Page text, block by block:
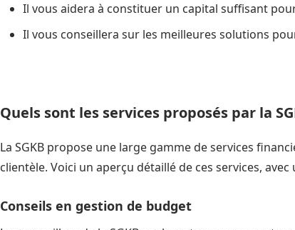
Il vous aidera à constituer un capital suffisant
Il vous conseillera sur les meilleures solutions
Quels sont les services proposés par la
La SGKB propose une large gamme de services
clientèle. Voici un aperçu détaillé de ces services,
Conseils en gestion de budget